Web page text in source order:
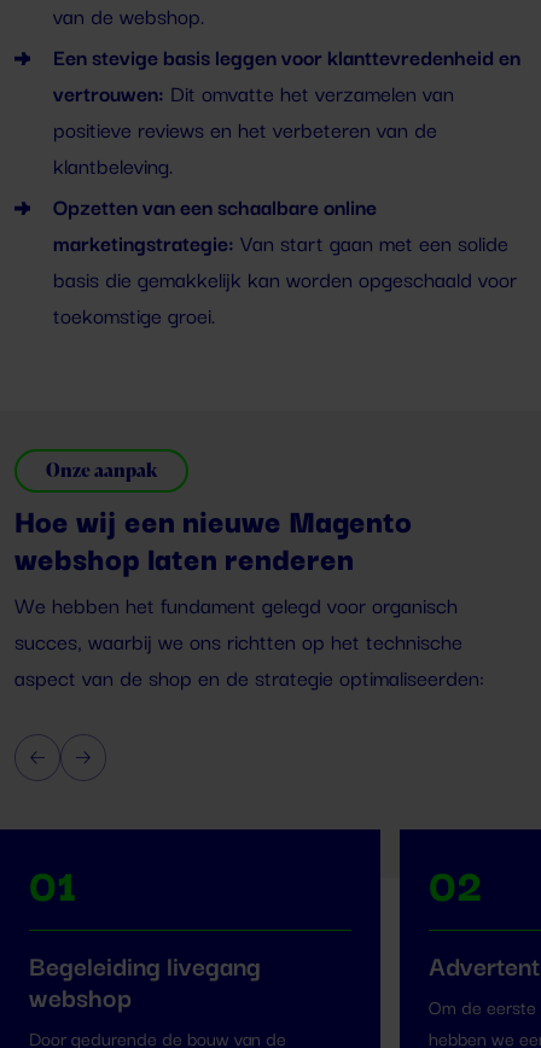
van de webshop.
Een stevige basis leggen voor klanttevredenheid en
vertrouwen: Dit omvatte het verzamelen van
positieve reviews en het verbeteren van de
klantbeleving.
Opzetten van een schaalbare online
marketingstrategie: Van start gaan met een solide
basis die gemakkelijk kan worden opgeschaald voor
toekomstige groei.
Onze aanpak
Hoe wij een nieuwe Magento
webshop laten renderen
We hebben het fundament gelegd voor organisch
succes, waarbij we ons richtten op het technische
aspect van de shop en de strategie optimaliseerden:
01
Begeleiding livegang
webshop
Door gedurende de bouw van de
02
Om de
hebben we